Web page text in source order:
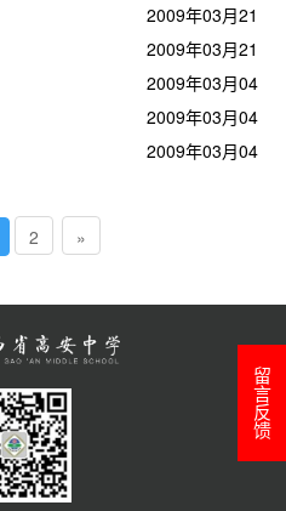
日
2009年03月21
日
2009年03月21
日
2009年03月04
日
2009年03月04
日
2009年03月04
2 »
留言反馈